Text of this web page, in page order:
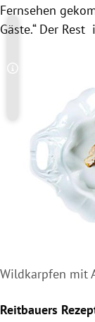
Fernsehen
Gäste.“ Der
Copyright-
Wildkarpfen mit
Reitbauers